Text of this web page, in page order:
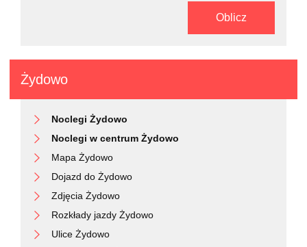
Oblicz
Żydowo
Noclegi Żydowo
Noclegi w centrum Żydowo
Mapa Żydowo
Dojazd do Żydowo
Zdjęcia Żydowo
Rozkłady jazdy Żydowo
Ulice Żydowo